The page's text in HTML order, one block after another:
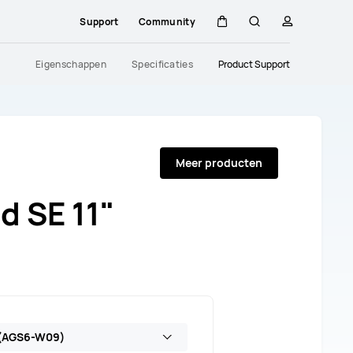
Support Community
Kar Zoekenprofiel
Eigenschappen Specificaties Product Support
SE 11"
W09)
Meer producten